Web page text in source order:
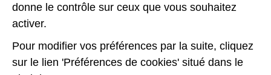
Gérer les cookies
Kit de communication
donne le contrôle sur ceux que vous souhaitez
activer.
Pour modifier vos préférences par la suite, cliquez
sur le lien 'Préférences de cookies' situé dans le